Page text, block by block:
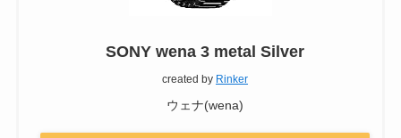
SONY wena 3 metal Silver
created by Rinker
ウェナ(wena)